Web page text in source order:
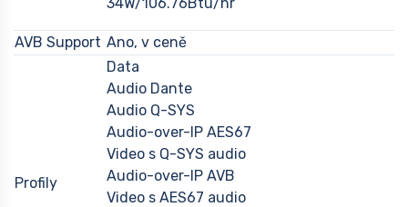
AVB Support Ano, v ceně
Profily
Data
Audio Dante
Audio Q-SYS
Audio-over-IP AES67
Video s Q-SYS audio
Audio-over-IP AVB
Video s AES67 audio